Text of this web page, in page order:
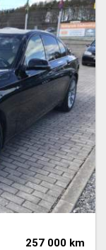
257 000 km